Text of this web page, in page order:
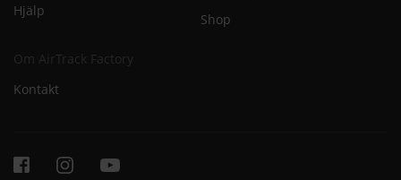
Hjälp
Shop
Om AirTrack Factory
Kontakt